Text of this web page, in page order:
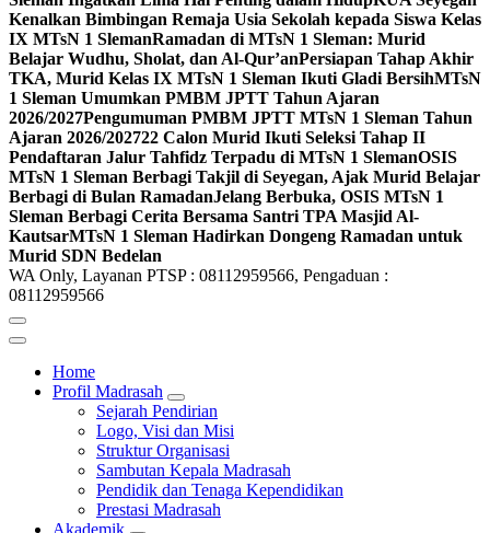
Kenalkan Bimbingan Remaja Usia Sekolah kepada Siswa Kelas
IX MTsN 1 SlemanRamadan di MTsN 1 Sleman: Murid
Belajar Wudhu, Sholat, dan Al-Qur’anPersiapan Tahap Akhir
TKA, Murid Kelas IX MTsN 1 Sleman Ikuti Gladi BersihMTsN
1 Sleman Umumkan PMBM JPTT Tahun Ajaran
2026/2027Pengumuman PMBM JPTT MTsN 1 Sleman Tahun
Ajaran 2026/202722 Calon Murid Ikuti Seleksi Tahap II
Pendaftaran Jalur Tahfidz Terpadu di MTsN 1 SlemanOSIS
MTsN 1 Sleman Berbagi Takjil di Seyegan, Ajak Murid Belajar
Berbagi di Bulan RamadanJelang Berbuka, OSIS MTsN 1
Sleman Berbagi Cerita Bersama Santri TPA Masjid Al-
KautsarMTsN 1 Sleman Hadirkan Dongeng Ramadan untuk
Murid SDN Bedelan
WA Only, Layanan PTSP : 08112959566, Pengaduan :
08112959566
Home
Profil Madrasah
Sejarah Pendirian
Logo, Visi dan Misi
Struktur Organisasi
Sambutan Kepala Madrasah
Pendidik dan Tenaga Kependidikan
Prestasi Madrasah
Akademik